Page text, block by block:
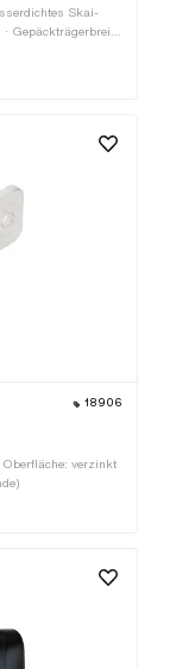
Skai-
· Gepäckträgerbreite
18906
Oberfläche: verzinkt